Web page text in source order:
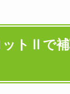
ットⅡで